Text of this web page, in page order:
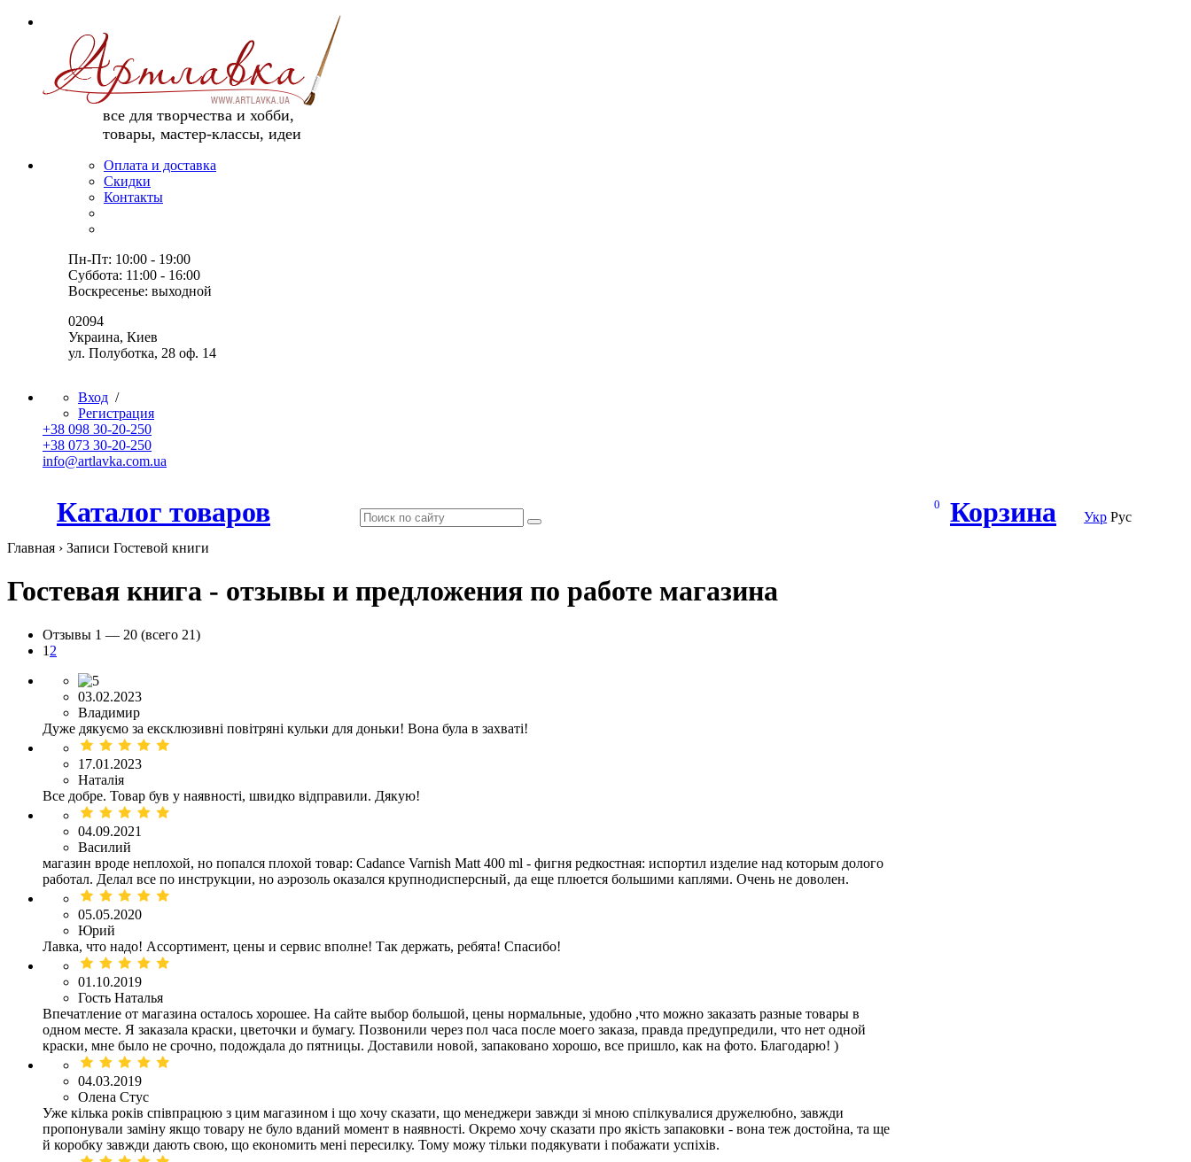
все для творчества и хобби,
товары, мастер-классы, идеи
Оплата и доставка
Скидки
Контакты
Пн-Пт: 10:00 - 19:00
Суббота: 11:00 - 16:00
Воскресенье: выходной
02094
Украина, Киев
ул. Полуботка, 28 оф. 14
Вход /
Регистрация
+38 098 30-20-250
+38 073 30-20-250
info@artlavka.com.ua
Каталог товаров Корзина
0
Укр Рус
Главная › Записи Гостевой книги
Гостевая книга - отзывы и предложения по работе магазина
Отзывы 1 — 20 (всего 21)
1 2
03.02.2023
Владимир
Дуже дякуємо за ексклюзивні повітряні кульки для доньки! Вона була в захваті!
17.01.2023
Наталія
Все добре. Товар був у наявності, швидко відправили. Дякую!
04.09.2021
Василий
магазин вроде неплохой, но попался плохой товар: Cadance Varnish Matt 400 ml - фигня редкостная: испортил изделие над которым долого
работал. Делал все по инструкции, но аэрозоль оказался крупнодисперсный, да еще плюется большими каплями. Очень не доволен.
05.05.2020
Юрий
Лавка, что надо! Ассортимент, цены и сервис вполне! Так держать, ребята! Спасибо!
01.10.2019
Гость Наталья
Впечатление от магазина осталось хорошее. На сайте выбор большой, цены нормальные, удобно ,что можно заказать разные товары в
одном месте. Я заказала краски, цветочки и бумагу. Позвонили через пол часа после моего заказа, правда предупредили, что нет одной
краски, мне было не срочно, подождала до пятницы. Доставили новой, запаковано хорошо, все пришло, как на фото. Благодарю! )
04.03.2019
Олена Стус
Уже кілька років співпрацюю з цим магазином і що хочу сказати, що менеджери завжди зі мною спілкувалися дружелюбно, завжди
пропонували заміну якщо товару не було вданий момент в наявності. Окремо хочу сказати про якість запаковки - вона теж достойна, та ще
й коробку завжди дають свою, що економить мені пересилку. Тому можу тільки подякувати і побажати успіхів.